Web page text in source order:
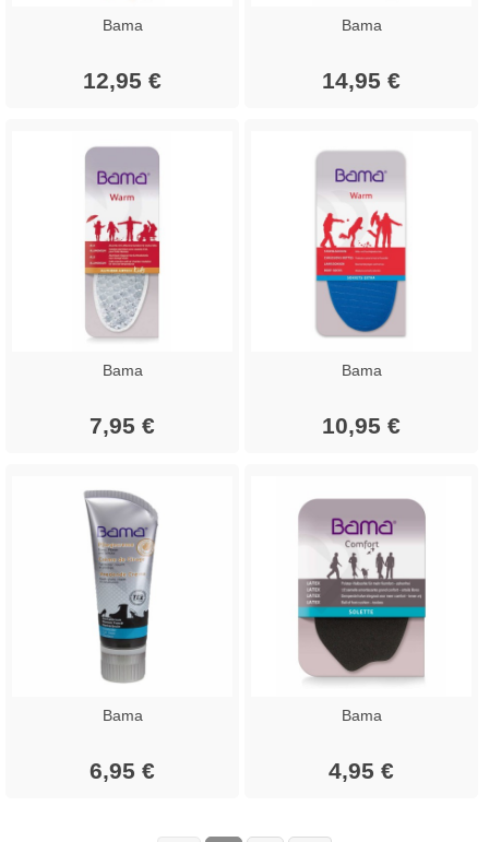
Bama
12,95 €
Bama
14,95 €
Bama
7,95 €
Bama
10,95 €
Bama
6,95 €
Bama
4,95 €